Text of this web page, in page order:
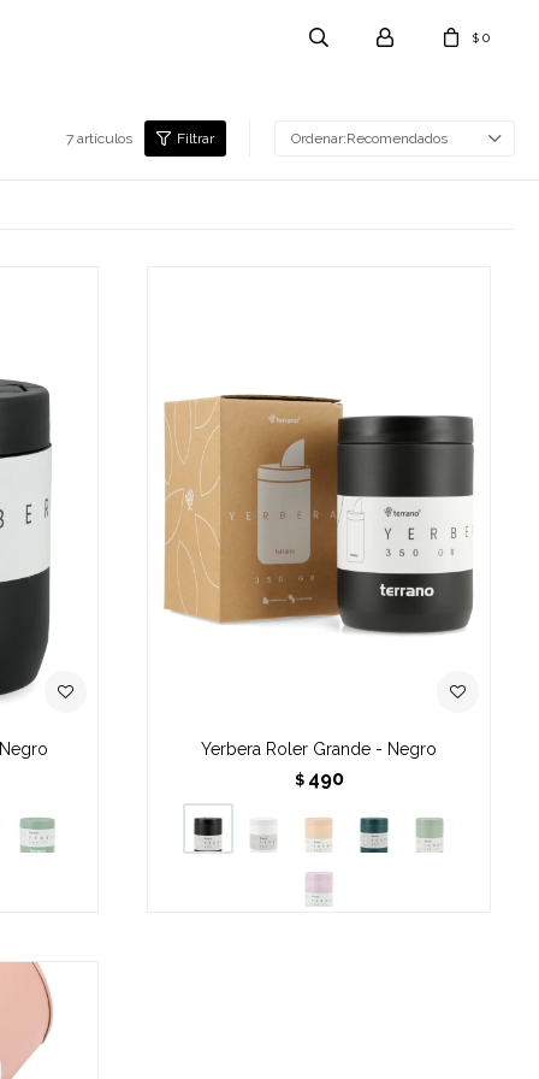
$ 0
7 artículos Recomendados
Yerbera Roler Grande - Negro
$ 490